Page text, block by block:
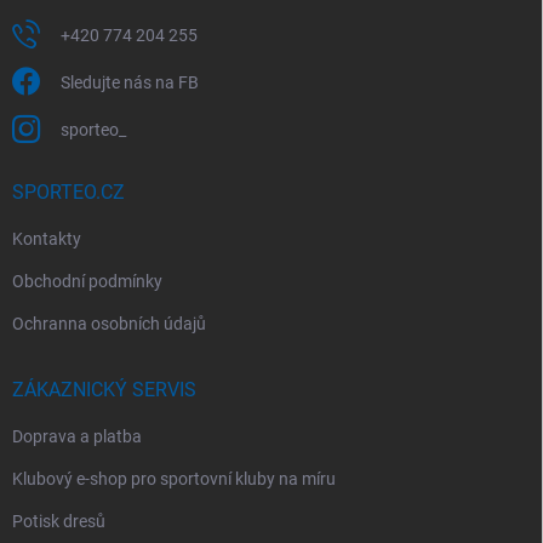
+420 774 204 255
Sledujte nás na FB
sporteo_
SPORTEO.CZ
Kontakty
Obchodní podmínky
Ochranna osobních údajů
ZÁKAZNICKÝ SERVIS
Doprava a platba
Klubový e-shop pro sportovní kluby na míru
Potisk dresů